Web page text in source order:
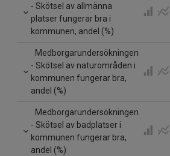
- Skötsel av allmänna
platser fungerar bra i
kommunen, andel (%)
Medborgarundersökningen
- Skötsel av naturområden i
kommunen fungerar bra,
andel (%)
Medborgarundersökningen
- Skötsel av badplatser i
kommunen fungerar bra,
andel (%)